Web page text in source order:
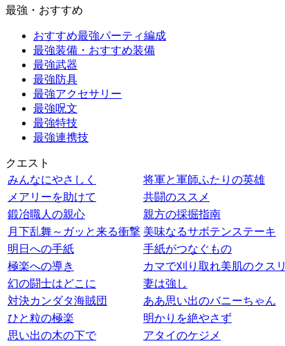
最強・おすすめ
おすすめ最強パーティ編成
最強装備・おすすめ装備
最強武器
最強防具
最強アクセサリー
最強呪文
最強特技
最強連携技
クエスト
みんなにやさしく
将軍と軍師ふたりの英雄
メアリーを助けて
共闘のススメ
鍛冶職人の親心
親方の採掘指南
月下乱舞～ガッと来る衝撃 美味なるサボテンステーキ
明日への手紙
手紙がつなぐもの
極楽への導き
カマで刈り取れ美肌のクスリ
幻の闘士はどこに
妻は強し
対決カンダタ海賊団
ああ思い出のバニーちゃん
ひと粒の極楽
明かりを絶やさず
思い出の木の下で
アタイのケジメ